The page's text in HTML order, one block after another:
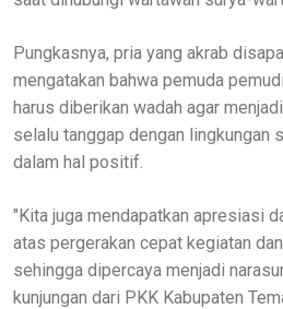
Pungkasnya, pria yang akrab
mengatakan bahwa pemuda
harus diberikan wadah agar
selalu tanggap dengan lingkungan
dalam hal positif.
"Kita juga mendapatkan apresiasi
atas pergerakan cepat kegiatan
sehingga dipercaya menjadi
kunjungan dari PKK Kabupaten